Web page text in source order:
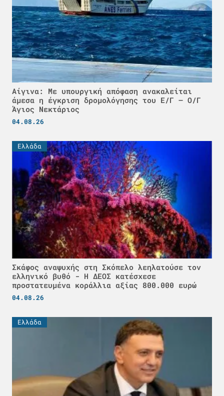
Αίγινα: Με υπουργική απόφαση ανακαλείται
άμεσα η έγκριση δρομολόγησης του Ε/Γ – Ο/Γ
Άγιος Νεκτάριος
04.08.26
Ελλάδα
Σκάφος αναψυχής στη Σκόπελο λεηλατούσε τον
ελληνικό βυθό - H ΔΕΟΣ κατέσχεσε
προστατευμένα κοράλλια αξίας 800.000 ευρώ
04.08.26
Ελλάδα